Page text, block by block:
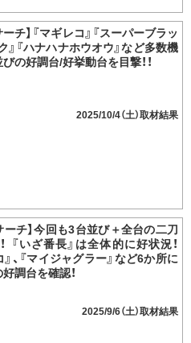
ーチ】『マギレコ』『スーパーブラッ
』『ハナハナホウオウ』など多数機
の好調台/好挙動台を目撃！！
2025/10/4（土）
ーチ】今回も3台並び＋全台の二刀
『いざ番長』は全体的に好状況！
』、『マイジャグラー』など6か所に
調台を確認！
2025/9/6（土）